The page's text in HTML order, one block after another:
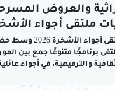
والعروض
ملتقى أجواء الأشخرة
تواصلت فعاليات ملتقى
برنامجًا متنوعًا جمع بين
والترفيهية، في أجواء
بها الملتقى كإحدى أبرز
الفعاليات